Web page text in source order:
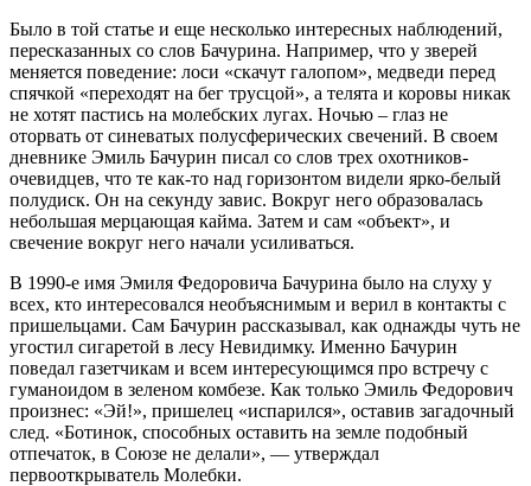
Было в той статье и еще несколько интересных наблюдений,
пересказанных со слов Бачурина. Например, что у зверей
меняется поведение: лоси «скачут галопом», медведи перед
спячкой «переходят на бег трусцой», а телята и коровы никак
не хотят пастись на молебских лугах. Ночью – глаз не
оторвать от синеватых полусферических свечений. В своем
дневнике Эмиль Бачурин писал со слов трех охотников-
очевидцев, что те как-то над горизонтом видели ярко-белый
полудиск. Он на секунду завис. Вокруг него образовалась
небольшая мерцающая кайма. Затем и сам «объект», и
свечение вокруг него начали усиливаться.
В 1990-е имя Эмиля Федоровича Бачурина было на слуху у
всех, кто интересовался необъяснимым и верил в контакты с
пришельцами. Сам Бачурин рассказывал, как однажды чуть не
угостил сигаретой в лесу Невидимку. Именно Бачурин
поведал газетчикам и всем интересующимся про встречу с
гуманоидом в зеленом комбезе. Как только Эмиль Федорович
произнес: «Эй!», пришелец «испарился», оставив загадочный
след. «Ботинок, способных оставить на земле подобный
отпечаток, в Союзе не делали», — утверждал
первооткрыватель Молебки.